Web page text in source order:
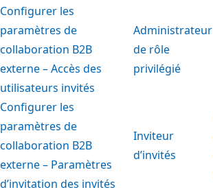
Configurer les
paramètres de
collaboration B2B
externe – Accès des
utilisateurs invités
Administrateur
de rôle
privilégié
Configurer les
paramètres de
collaboration B2B
externe – Paramètres
d’invitation des invités
Inviteur
d’invités